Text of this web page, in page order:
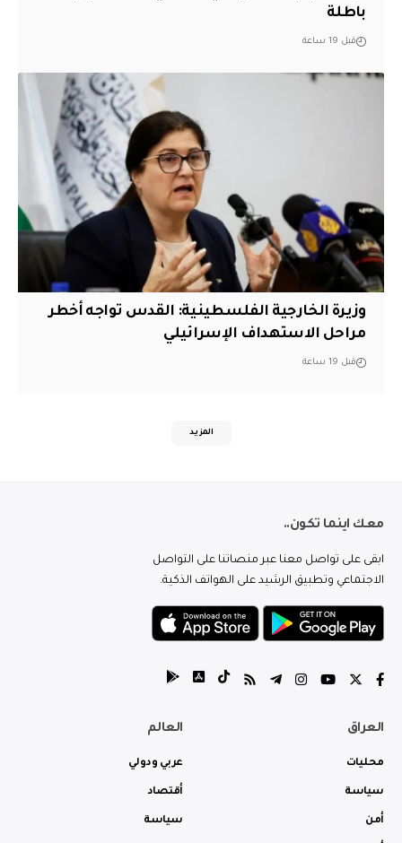
باطلة
قبل 19 ساعة
وزيرة الخارجية الفلسطينية: القدس تواجه أخطر
مراحل الاستهداف الإسرائيلي
قبل 19 ساعة
المزيد
معك اينما تكون..
ابقى على تواصل معنا عبر منصاتنا على التواصل
الاجتماعي وتطبيق الرشيد على الهواتف الذكية.
العراق
محليات
سياسة
أمن
العالم
عربي ودولي
أقتصاد
سياسة